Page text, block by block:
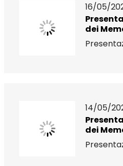
16/05/
dei
14/05/
dei